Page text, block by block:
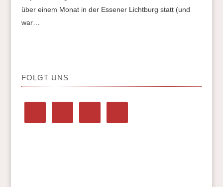
über einem Monat in der Essener Lichtburg statt (und
war…
FOLGT UNS